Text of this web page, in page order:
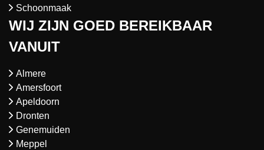
Schoonmaak
WIJ ZIJN GOED BEREIKBAAR
VANUIT
Almere
Amersfoort
Apeldoorn
Dronten
Genemuiden
Meppel